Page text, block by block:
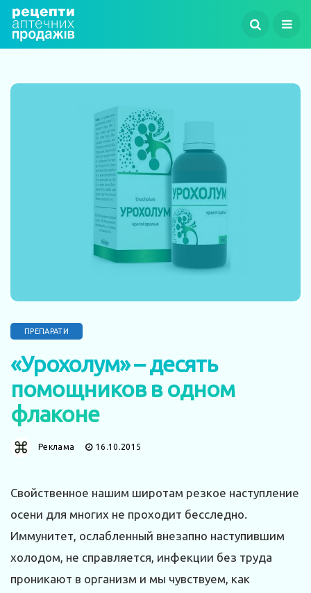
ПРЕПАРАТИ
«Урохолум» – десять
помощников в одном
флаконе
Реклама 16.10.2015
Свойственное нашим широтам резкое наступление
осени для многих не проходит бесследно.
Иммунитет, ослабленный внезапно наступившим
холодом, не справляется, инфекции без труда
проникают в организм и мы чувствуем, как